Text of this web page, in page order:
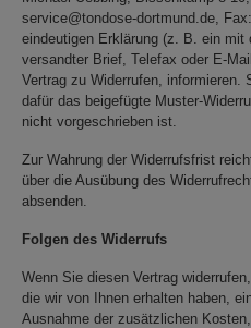
service@tondose-dortmund.de,
eindeutigen Erklärung (z. B. ein mit
versandter Brief, Telefax oder E-
Vertrag zu Widerrufen, informieren.
dafür das beigefügte Muster-
nicht vorgeschrieben ist.
Zur Wahrung der Widerrufsfrist
über die Ausübung des
absenden.
Folgen des Widerrufs
Wenn Sie diesen Vertrag
die wir von Ihnen erhalten haben,
Ausnahme der zusätzlichen